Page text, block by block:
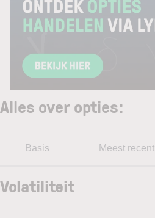
Alles over opties:
Basis Meest recent
Volatiliteit